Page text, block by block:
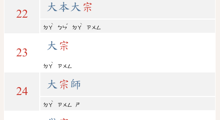
22
大本大 宗
ㄉㄚ
ˋ
ㄅㄣ
ˇ
ㄉㄚ
ˋ
ㄗㄨㄥ
23
大 宗
ㄉㄚ
ˋ
ㄗㄨㄥ
24
大 宗 師
ㄉㄚ
ˋ
ㄗㄨㄥ ㄕ